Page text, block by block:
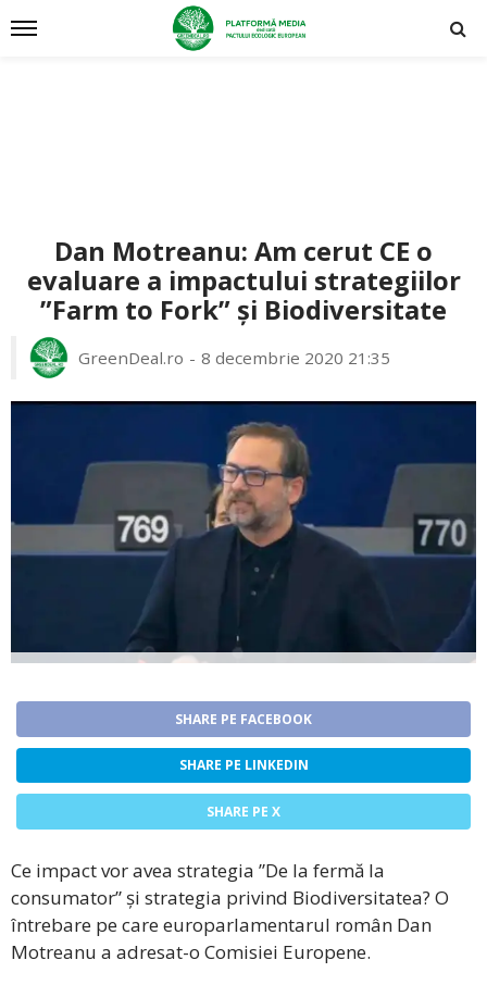
Dan Motreanu: Am cerut CE o
evaluare a impactului strategiilor
”Farm to Fork” și Biodiversitate
GreenDeal.ro 8 decembrie 2020 21:35
SHARE PE FACEBOOK
SHARE PE LINKEDIN
SHARE PE X
Ce impact vor avea strategia ”De la fermă la
consumator” și strategia privind Biodiversitatea? O
întrebare pe care europarlamentarul român Dan
Motreanu a adresat-o Comisiei Europene.